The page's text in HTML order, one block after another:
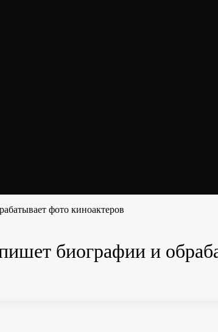
фото киноактеров
биографии и